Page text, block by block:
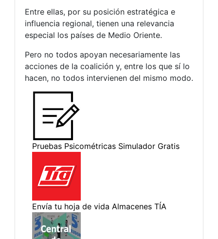
Entre ellas, por su posición estratégica e
influencia regional, tienen una relevancia
especial los países de Medio Oriente.
Pero no todos apoyan necesariamente las
acciones de la coalición y, entre los que sí lo
hacen, no todos intervienen del mismo modo.